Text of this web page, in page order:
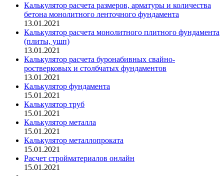
Калькулятор расчета размеров, арматуры и количества
бетона монолитного ленточного фундамента
13.01.2021
Калькулятор расчета монолитного плитного фундамента
(плиты, ушп)
13.01.2021
Калькулятор расчета буронабивных свайно-
ростверковых и столбчатых фундаментов
13.01.2021
Калькулятор фундамента
15.01.2021
Калькулятор труб
15.01.2021
Калькулятор металла
15.01.2021
Калькулятор металлопроката
15.01.2021
Расчет стройматериалов онлайн
15.01.2021